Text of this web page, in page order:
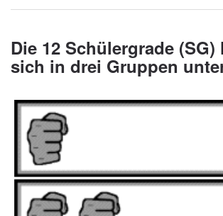
Die 12 Schülergrade (SG)
sich in drei Gruppen